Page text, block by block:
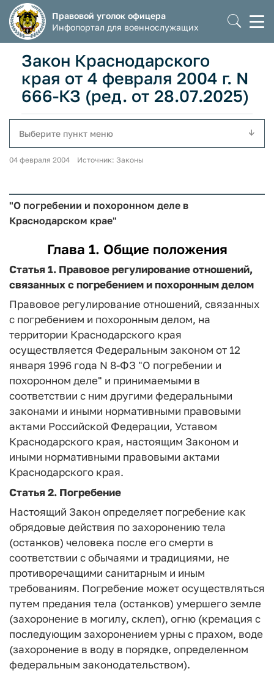
Правовой уголок офицера
Инфопортал для военнослужащих
Закон Краснодарского
края от 4 февраля 2004 г. N
666-КЗ (ред. от 28.07.2025)
Выберите пункт меню
04 февраля 2004 Источник: Законы
"О погребении и похоронном деле в
Краснодарском крае"
Глава 1. Общие положения
Статья 1. Правовое регулирование отношений,
связанных с погребением и похоронным делом
Правовое регулирование отношений, связанных
с погребением и похоронным делом, на
территории Краснодарского края
осуществляется Федеральным законом от 12
января 1996 года N 8-ФЗ "О погребении и
похоронном деле" и принимаемыми в
соответствии с ним другими федеральными
законами и иными нормативными правовыми
актами Российской Федерации, Уставом
Краснодарского края, настоящим Законом и
иными нормативными правовыми актами
Краснодарского края.
Статья 2. Погребение
Настоящий Закон определяет погребение как
обрядовые действия по захоронению тела
(останков) человека после его смерти в
соответствии с обычаями и традициями, не
противоречащими санитарным и иным
требованиям. Погребение может осуществляться
путем предания тела (останков) умершего земле
(захоронение в могилу, склеп), огню (кремация с
последующим захоронением урны с прахом, воде
(захоронение в воду в порядке, определенном
федеральным законодательством).